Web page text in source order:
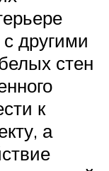
другими
стен
к
а